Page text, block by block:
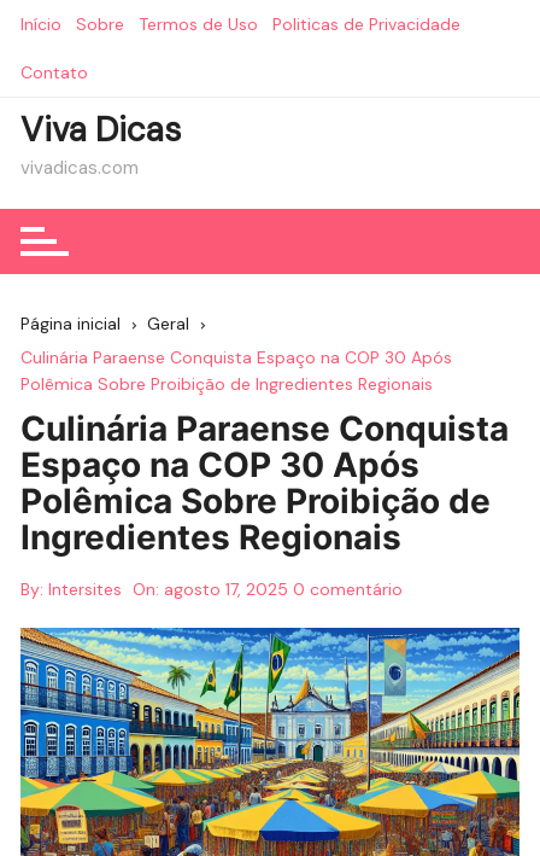
Início Sobre Termos de Uso Politicas de Privacidade
Contato
Viva Dicas
vivadicas.com
Página inicial
Geral
Culinária Paraense Conquista Espaço na COP 30 Após
Polêmica Sobre Proibição de Ingredientes Regionais
Culinária Paraense Conquista
Espaço na COP 30 Após
Polêmica Sobre Proibição de
Ingredientes Regionais
By: Intersites On: agosto 17, 2025 0 comentário